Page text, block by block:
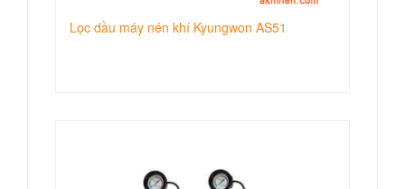
Lọc dầu máy nén khí Kyungwon AS51